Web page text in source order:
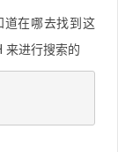
道在哪去找到这
来进行搜索的